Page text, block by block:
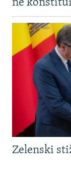
ne
Zelenski